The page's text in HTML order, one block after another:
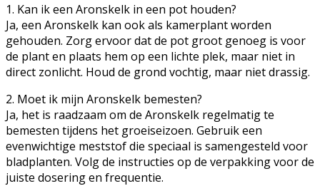
1. Kan ik een Aronskelk in een pot houden?
Ja, een Aronskelk kan ook als kamerplant worden
gehouden. Zorg ervoor dat de pot groot genoeg is voor
de plant en plaats hem op een lichte plek, maar niet in
direct zonlicht. Houd de grond vochtig, maar niet drassig.
2. Moet ik mijn Aronskelk bemesten?
Ja, het is raadzaam om de Aronskelk regelmatig te
bemesten tijdens het groeiseizoen. Gebruik een
evenwichtige meststof die speciaal is samengesteld voor
bladplanten. Volg de instructies op de verpakking voor de
juiste dosering en frequentie.